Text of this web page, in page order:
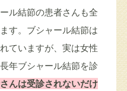
ル結節の患者さんも全
す。ブシャール結節は
ていますが、実は女性
年ブシャール結節を診
んは受診されないだけ